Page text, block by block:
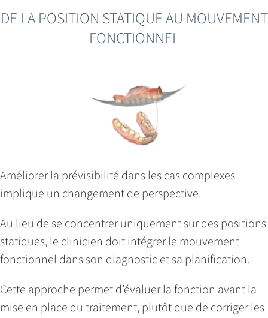
DE LA POSITION STATIQUE AU MOUVEMENT
FONCTIONNEL
Améliorer la prévisibilité dans les cas complexes
implique un changement de perspective.
Au lieu de se concentrer uniquement sur des positions
statiques, le clinicien doit intégrer le mouvement
fonctionnel dans son diagnostic et sa planification.
Cette approche permet d’évaluer la fonction avant la
mise en place du traitement, plutôt que de corriger les